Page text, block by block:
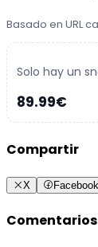
Basado en URL
Solo hay un
89.99€
Compartir
X Facebook